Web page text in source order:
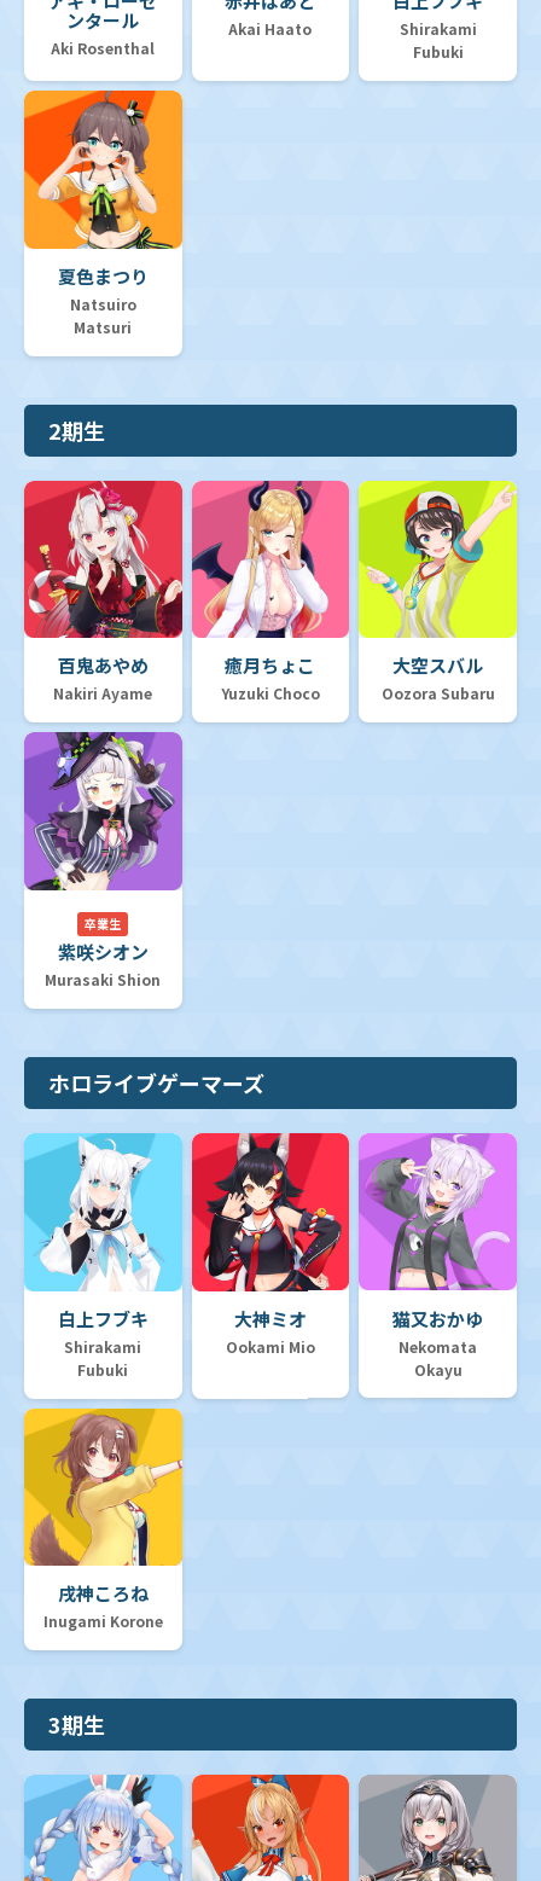
ンタール
Aki Rosenthal
Akai Haato
Shirakami
Fubuki
夏色まつり
Natsuiro
Matsuri
2期生
百鬼あやめ
Nakiri Ayame
癒月ちょこ
Yuzuki Choco
大空スバル
Oozora Subaru
卒業生
紫咲シオン
Murasaki Shion
ホロライブゲーマーズ
白上フブキ
Shirakami
Fubuki
大神ミオ
Ookami Mio
猫又おかゆ
Nekomata
Okayu
戌神ころね
Inugami Korone
3期生